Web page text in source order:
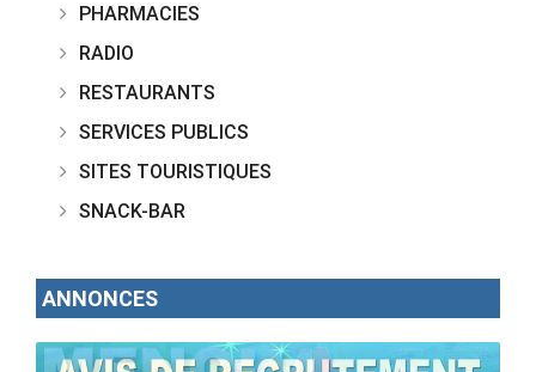
PHARMACIES
RADIO
RESTAURANTS
SERVICES PUBLICS
SITES TOURISTIQUES
SNACK-BAR
ANNONCES